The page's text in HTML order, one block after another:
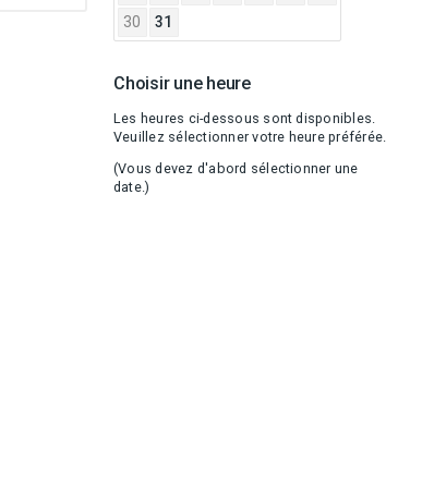
30
31
Choisir une heure
Les heures ci-dessous sont disponibles.
Veuillez sélectionner votre heure préférée.
(Vous devez d'abord sélectionner une
date.)